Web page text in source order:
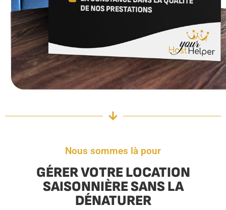
Nous sommes là pour
GÉRER VOTRE LOCATION
SAISONNIÈRE SANS LA
DÉNATURER